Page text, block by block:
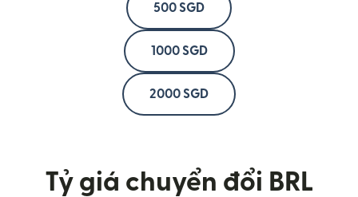
500 SGD
1000 SGD
2000 SGD
Tỷ giá chuyển đổi BRL